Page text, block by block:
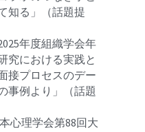
知る」（話題提
年度組織学会年
究における実践と
接プロセスのデー
事例より」（話題
心理学会第88回大